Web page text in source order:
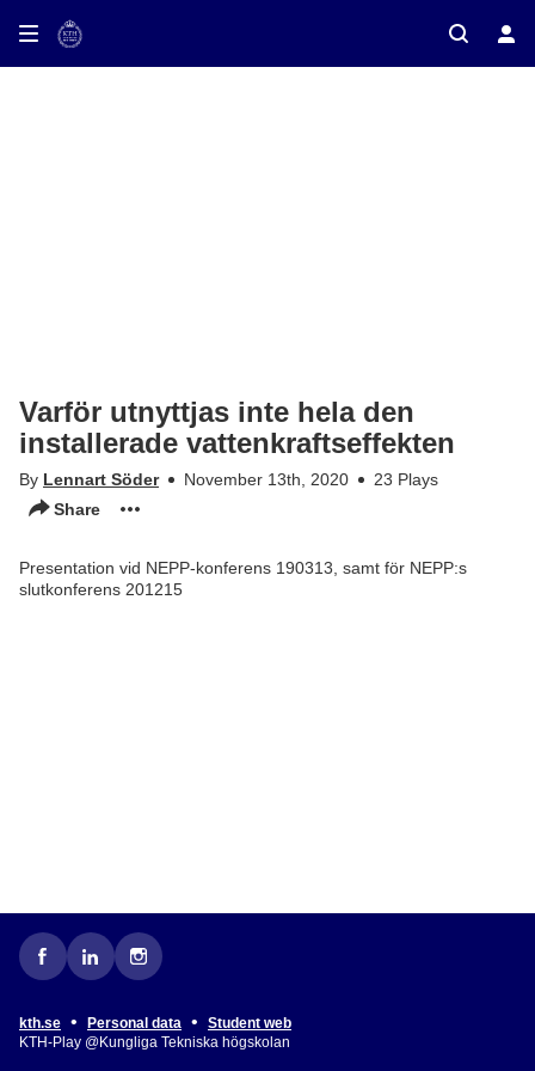
on TV
Varför utnyttjas inte hela den
installerade vattenkraftseffekten
By Lennart Söder November 13th, 2020
23 Plays
Share
Presentation vid NEPP-konferens 190313, samt för NEPP:s
slutkonferens 201215
kth.se • Personal data •
Student web
KTH-Play @Kungliga Tekniska högskolan